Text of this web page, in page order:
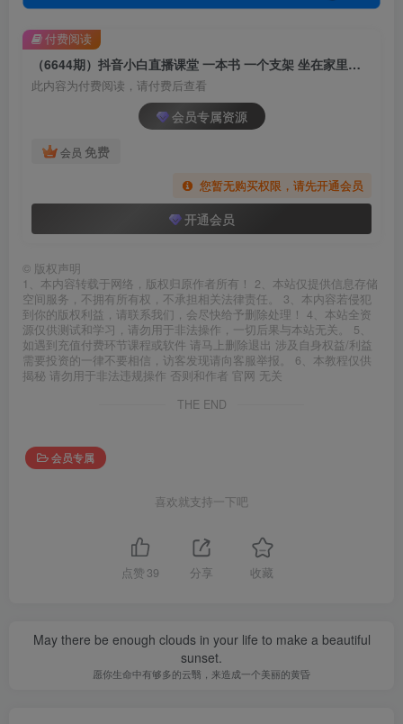
（6644期）抖音小白直播课堂 一本书 一个支架 坐在家里就能日入四位数
此内容为付费阅读，请付费后查看
会员专属资源
会员 免费
您暂无购买权限，请先开通会员
开通会员
付费阅读
© 版权声明
1、本内容转载于网络，版权归原作者所有！ 2、本站仅提供信息存储
空间服务，不拥有所有权，不承担相关法律责任。 3、本内容若侵犯
到你的版权利益，请联系我们，会尽快给予删除处理！ 4、本站全资
源仅供测试和学习，请勿用于非法操作，一切后果与本站无关。 5、
如遇到充值付费环节课程或软件 请马上删除退出 涉及自身权益/利益
需要投资的一律不要相信，访客发现请向客服举报。 6、本教程仅供
揭秘 请勿用于非法违规操作 否则和作者 官网 无关
THE END
会员专属
喜欢就支持一下吧
点赞 39 分享 收藏
May there be enough clouds in your life to make a beautiful
sunset.
愿你生命中有够多的云翳，来造成一个美丽的黄昏